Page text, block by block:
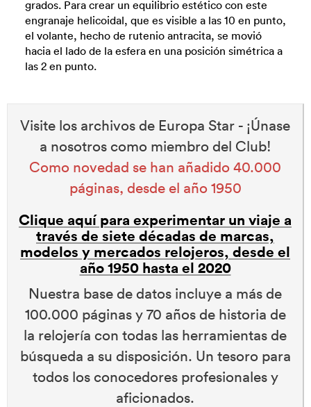
grados. Para crear un equilibrio estético con este
engranaje helicoidal, que es visible a las 10 en punto,
el volante, hecho de rutenio antracita, se movió
hacia el lado de la esfera en una posición simétrica a
las 2 en punto.
Visite los archivos de Europa Star - ¡Únase
a nosotros como miembro del Club!
Como novedad se han añadido 40.000
páginas, desde el año 1950
Clique aquí para experimentar un viaje a
través de siete décadas de marcas,
modelos y mercados relojeros, desde el
año 1950 hasta el 2020
Nuestra base de datos incluye a más de
100.000 páginas y 70 años de historia de
la relojería con todas las herramientas de
búsqueda a su disposición. Un tesoro para
todos los conocedores profesionales y
aficionados.